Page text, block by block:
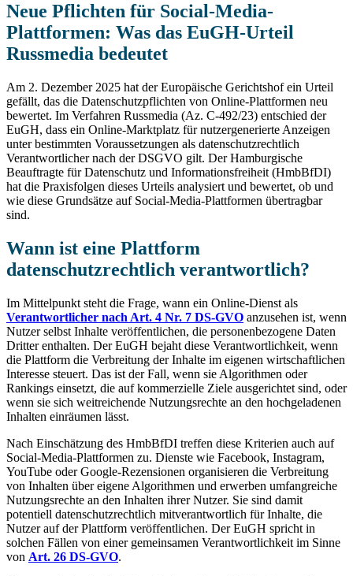
Neue Pflichten für Social-Media-
Plattformen: Was das EuGH-Urteil
Russmedia bedeutet
Am 2. Dezember 2025 hat der Europäische Gerichtshof ein Urteil
gefällt, das die Datenschutzpflichten von Online-Plattformen neu
bewertet. Im Verfahren Russmedia (Az. C-492/23) entschied der
EuGH, dass ein Online-Marktplatz für nutzergenerierte Anzeigen
unter bestimmten Voraussetzungen als datenschutzrechtlich
Verantwortlicher nach der DSGVO gilt. Der Hamburgische
Beauftragte für Datenschutz und Informationsfreiheit (HmbBfDI)
hat die Praxisfolgen dieses Urteils analysiert und bewertet, ob und
wie diese Grundsätze auf Social-Media-Plattformen übertragbar
sind.
Wann ist eine Plattform
datenschutzrechtlich verantwortlich?
Im Mittelpunkt steht die Frage, wann ein Online-Dienst als
Verantwortlicher nach Art. 4 Nr. 7 DS-GVO anzusehen ist, wenn
Nutzer selbst Inhalte veröffentlichen, die personenbezogene Daten
Dritter enthalten. Der EuGH bejaht diese Verantwortlichkeit, wenn
die Plattform die Verbreitung der Inhalte im eigenen wirtschaftlichen
Interesse steuert. Das ist der Fall, wenn sie Algorithmen oder
Rankings einsetzt, die auf kommerzielle Ziele ausgerichtet sind, oder
wenn sie sich weitreichende Nutzungsrechte an den hochgeladenen
Inhalten einräumen lässt.
Nach Einschätzung des HmbBfDI treffen diese Kriterien auch auf
Social-Media-Plattformen zu. Dienste wie Facebook, Instagram,
YouTube oder Google-Rezensionen organisieren die Verbreitung
von Inhalten über eigene Algorithmen und erwerben umfangreiche
Nutzungsrechte an den Inhalten ihrer Nutzer. Sie sind damit
potentiell datenschutzrechtlich mitverantwortlich für Inhalte, die
Nutzer auf der Plattform veröffentlichen. Der EuGH spricht in
solchen Fällen von einer gemeinsamen Verantwortlichkeit im Sinne
von Art. 26 DS-GVO.